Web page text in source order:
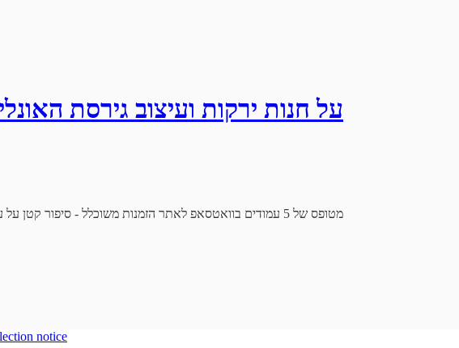
על חנות ירקות ועיצוב גירסת
מטופס של 5 עמודים בוואטסאפ לאתר הזמנות משוכלל - סיפור קטן על עיצוב גירסת האונליין של החווה האורגנית ברמת השרון.
notice